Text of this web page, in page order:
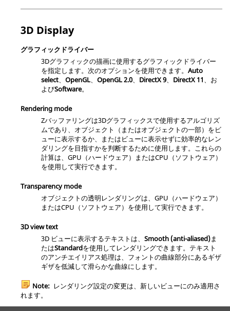
3D Display
グラフィックドライバー
3Dグラフィックの描画に使用するグラフィックドライバー
を指定します。次のオプションを使用できます。 Auto
select、 OpenGL、 OpenGL 2.0、 DirectX 9、 DirectX 11、お
よびSoftware。
Rendering mode
Zバッファリングは3Dグラフィックスで使用するアルゴリズ
ムであり、オブジェクト（またはオブジェクトの一部）をビ
ューに表示するか、またはビューに表示せずに効率的なレン
ダリングを目指すかを判断するために使用します。これらの
計算は、GPU（ハードウェア）またはCPU（ソフトウェア）
を使用して実行できます。
Transparency mode
オブジェクトの透明レンダリングは、GPU（ハードウェア）
またはCPU（ソフトウェア）を使用して実行できます。
3D view text
3D ビューに表示するテキストは、 Smooth (anti-aliased)ま
たはStandardを使用してレンダリングできます。テキスト
のアンチエイリアス処理は、フォントの曲線部分にあるギザ
ギザを低減して滑らかな曲線にします。
Note: レンダリング設定の変更は、新しいビューにのみ適用さ
れます。